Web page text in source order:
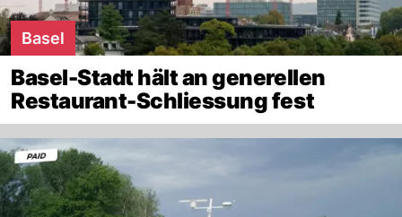
Basel
Basel-Stadt hält an generellen
Restaurant-Schliessung fest